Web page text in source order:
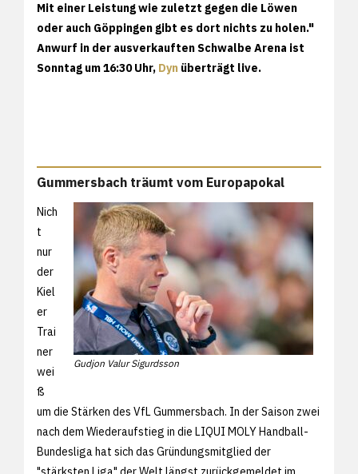
Mit einer Leistung wie zuletzt gegen die Löwen
oder auch Göppingen gibt es dort nichts zu holen."
Anwurf in der ausverkauften Schwalbe Arena ist
Sonntag um 16:30 Uhr, Dyn überträgt live.
Gummersbach träumt vom Europapokal
Gudjon Valur Sigurdsson
Nich
t
nur
der
Kiel
er
Trai
ner
wei
ß
um die Stärken des VfL Gummersbach. In der Saison zwei
nach dem Wiederaufstieg in die LIQUI MOLY Handball-
Bundesliga hat sich das Gründungsmitglied der